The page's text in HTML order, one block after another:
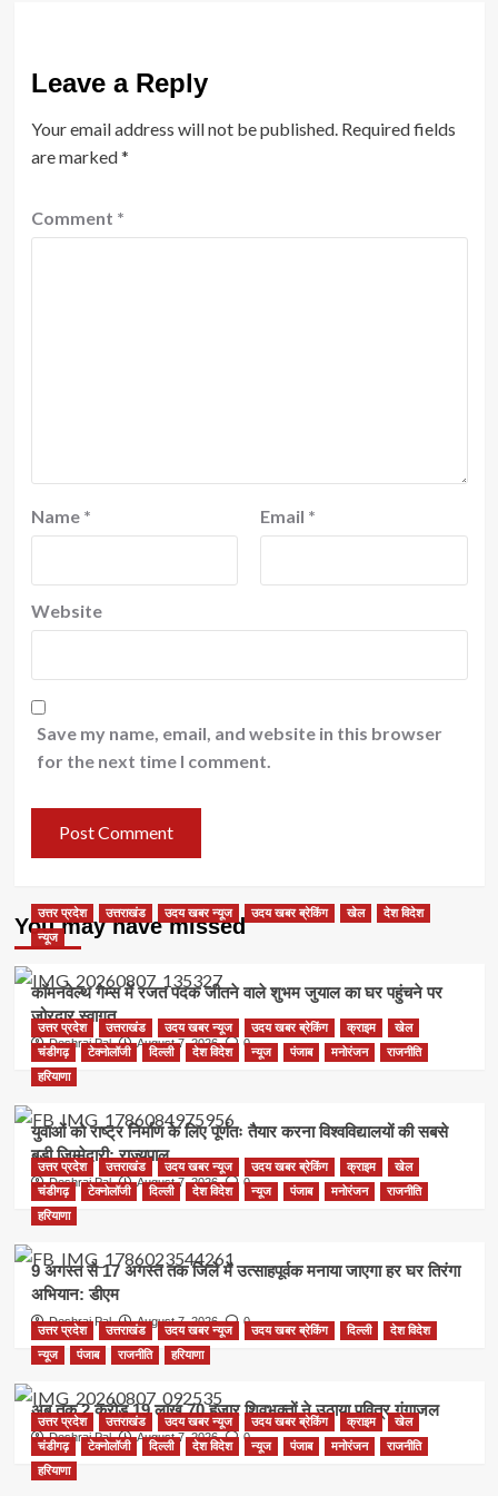
Leave a Reply
Your email address will not be published. Required fields
are marked*
Comment *
Name * Email *
Website
Save my name, email, and website in this browser
for the next time I comment.
You may have missed
उत्तर प्रदेश उत्तराखंड उदय खबर न्यूज उदय खबर ब्रेकिंग खेल
देश विदेश
न्यूज
कॉमनवेल्थ गेम्स में रजत पदक जीतने वाले शुभम जुयाल का घर पहुंचने पर
जोरदार स्वागत
Deshraj Pal August 7, 2026 0
उत्तर प्रदेश उत्तराखंड उदय खबर न्यूज उदय खबर ब्रेकिंग क्राइम
खेल
चंडीगढ़
टेक्नोलॉजी दिल्ली देश विदेश न्यूज पंजाब मनोरंजन
राजनीति
हरियाणा
युवाओं को राष्ट्र निर्माण के लिए पूर्णतः तैयार करना विश्वविद्यालयों की सबसे
बड़ी जिम्मेदारी: राज्यपाल
Deshraj Pal August 7, 2026 0
उत्तर प्रदेश उत्तराखंड उदय खबर न्यूज उदय खबर ब्रेकिंग क्राइम
खेल
चंडीगढ़
टेक्नोलॉजी दिल्ली देश विदेश न्यूज पंजाब मनोरंजन
राजनीति
हरियाणा
9 अगस्त से 17 अगस्त तक जिले में उत्साहपूर्वक मनाया जाएगा हर घर तिरंगा
अभियान: डीएम
Deshraj Pal August 7, 2026 0
उत्तर प्रदेश उत्तराखंड उदय खबर न्यूज उदय खबर ब्रेकिंग दिल्ली
देश विदेश
न्यूज
पंजाब राजनीति हरियाणा
अब तक 2 करोड़ 19 लाख 70 हजार शिवभक्तों ने उठाया पवित्र गंगाजल
Deshraj Pal August 7, 2026 0
उत्तर प्रदेश उत्तराखंड उदय खबर न्यूज उदय खबर ब्रेकिंग क्राइम
खेल
चंडीगढ़
टेक्नोलॉजी दिल्ली देश विदेश न्यूज पंजाब मनोरंजन
राजनीति
हरियाणा